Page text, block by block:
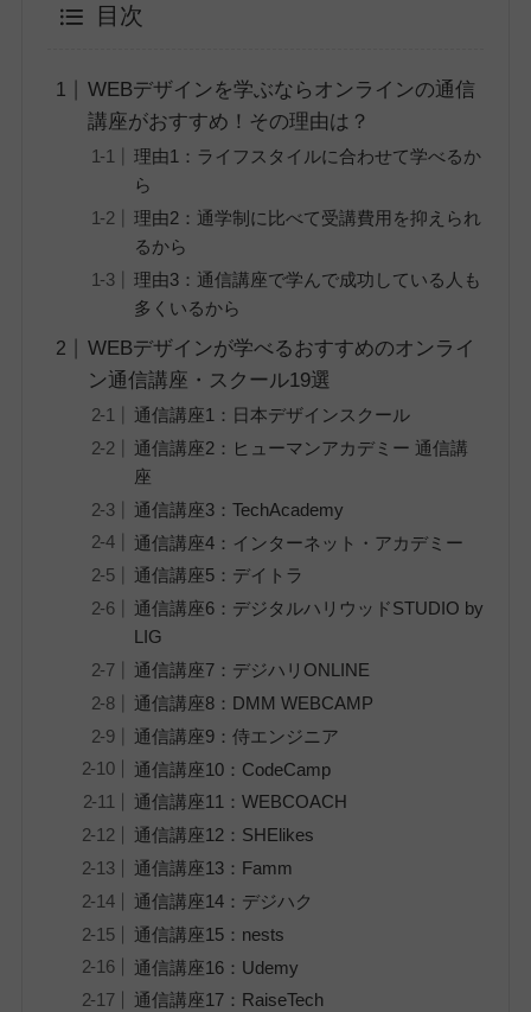
目次
WEBデザインを学ぶならオンラインの通信
講座がおすすめ！その理由は？
理由1：ライフスタイルに合わせて学べるか
ら
理由2：通学制に比べて受講費用を抑えられ
るから
理由3：通信講座で学んで成功している人も
多くいるから
WEBデザインが学べるおすすめのオンライ
ン通信講座・スクール19選
通信講座1：日本デザインスクール
通信講座2：ヒューマンアカデミー 通信講
座
通信講座3：TechAcademy
通信講座4：インターネット・アカデミー
通信講座5：デイトラ
通信講座6：デジタルハリウッドSTUDIO by
LIG
通信講座7：デジハリONLINE
通信講座8：DMM WEBCAMP
通信講座9：侍エンジニア
通信講座10：CodeCamp
通信講座11：WEBCOACH
通信講座12：SHElikes
通信講座13：Famm
通信講座14：デジハク
通信講座15：nests
通信講座16：Udemy
通信講座17：RaiseTech